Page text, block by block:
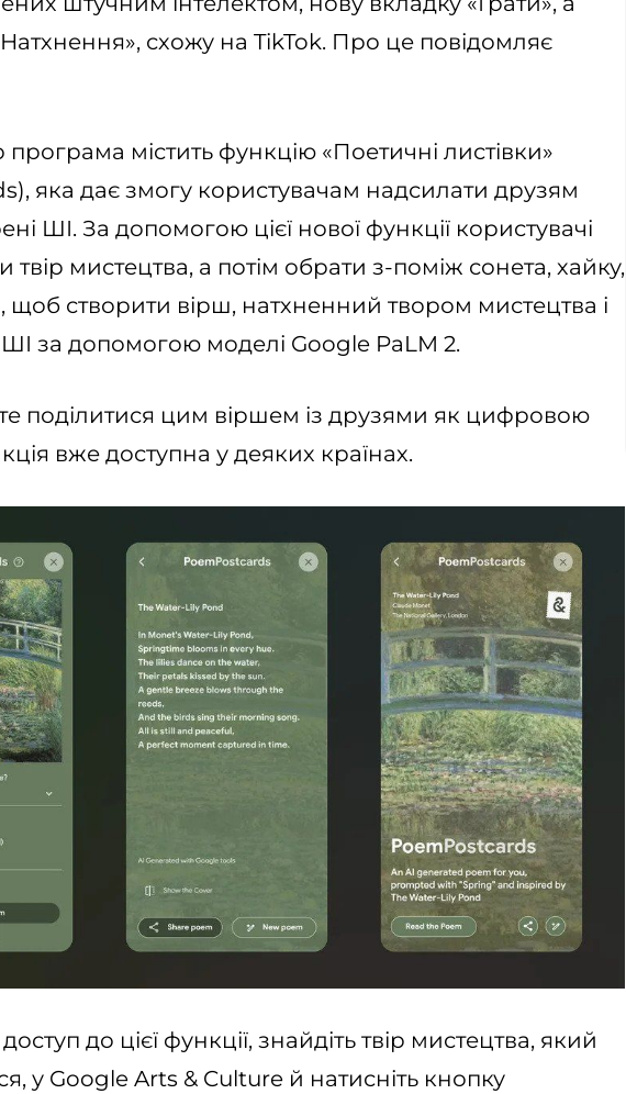
схожу на TikTok. Про це повідомляє
містить функцію «Поетичні листівки»
яка дає змогу користувачам надсилати друзям
ШІ. За допомогою цієї нової функції користувачі
твір мистецтва, а потім обрати з-поміж сонета, хайку,
щоб створити вірш, натхненний твором мистецтва і
за допомогою моделі Google PaLM 2.
поділитися цим віршем із друзями як цифровою
вже доступна у деяких країнах.
до цієї функції, знайдіть твір мистецтва, який
у Google Arts & Culture й натисніть кнопку